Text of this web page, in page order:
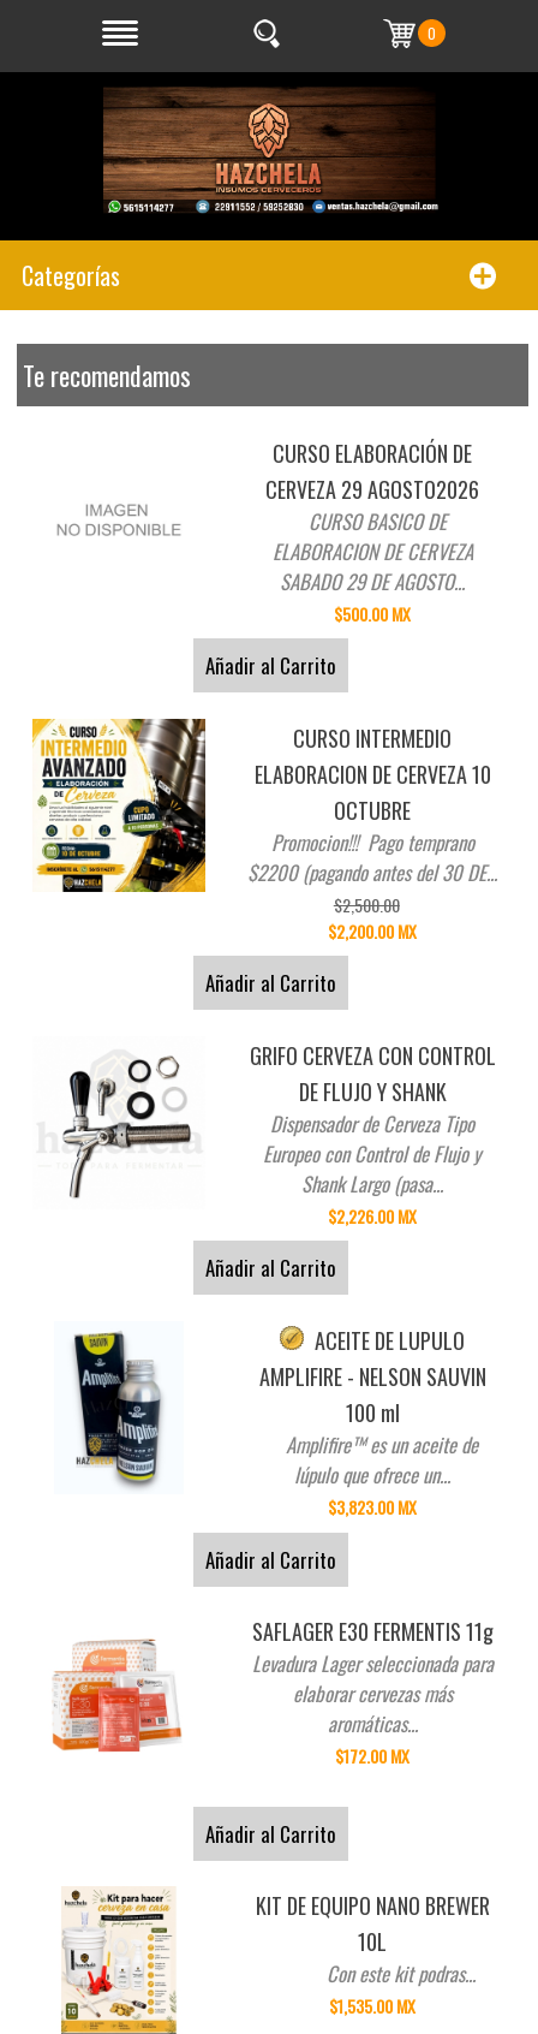
0
Categorías
Te recomendamos
CURSO ELABORACIÓN DE
CERVEZA 29 AGOSTO2026
CURSO BASICO DE
ELABORACION DE CERVEZA
SABADO 29 DE AGOSTO...
$500.00 MX
Añadir al Carrito
CURSO INTERMEDIO
ELABORACION DE CERVEZA 10
OCTUBRE
Promocion!!! Pago temprano
$2200 (pagando antes del 30 DE...
$2,500.00
$2,200.00 MX
Añadir al Carrito
GRIFO CERVEZA CON CONTROL
DE FLUJO Y SHANK
Dispensador de Cerveza Tipo
Europeo con Control de Flujo y
Shank Largo (pasa...
$2,226.00 MX
Añadir al Carrito
ACEITE DE LUPULO
AMPLIFIRE - NELSON SAUVIN
100 ml
Amplifire™ es un aceite de
lúpulo que ofrece un...
$3,823.00 MX
Añadir al Carrito
SAFLAGER E30 FERMENTIS 11g
Levadura Lager seleccionada para
elaborar cervezas más
aromáticas...
$172.00 MX
Añadir al Carrito
KIT DE EQUIPO NANO BREWER
10L
Con este kit podras...
$1,535.00 MX